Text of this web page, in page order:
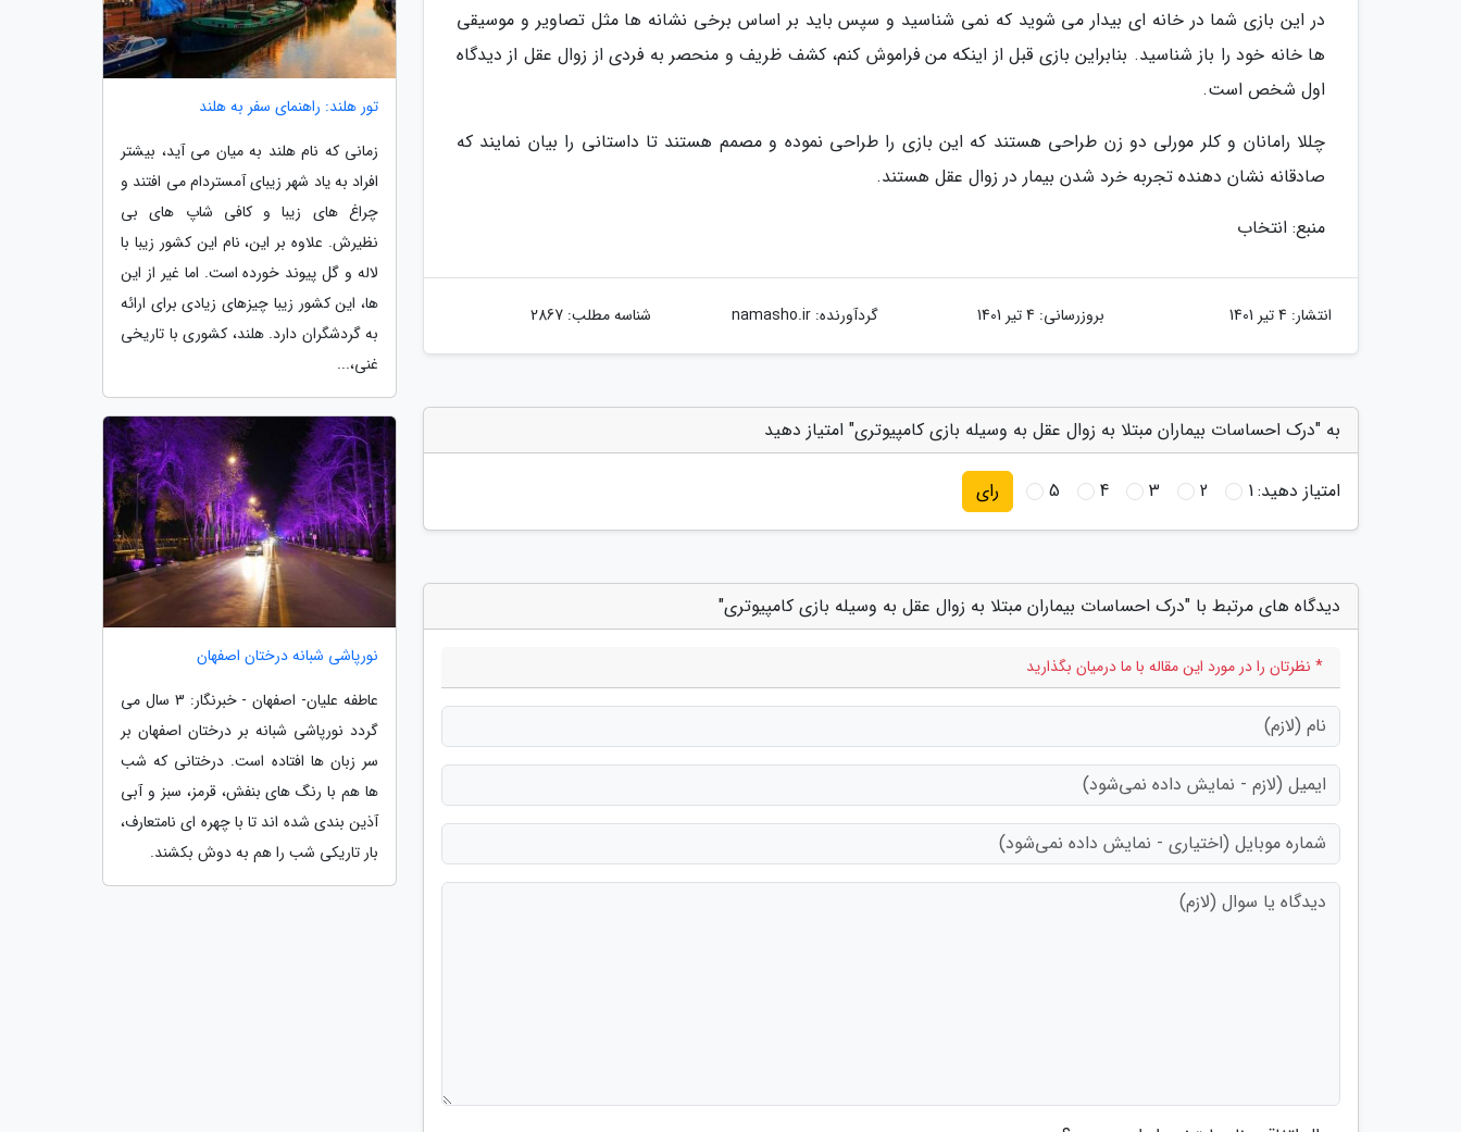
در این بازی شما در خانه ای بیدار می شوید که نمی شناسید و سپس باید بر اساس برخی نشانه ها مثل تصاویر و موسیقی
ها خانه خود را باز شناسید. بنابراین بازی قبل از اینکه من فراموش کنم، کشف ظریف و منحصر به فردی از زوال عقل از دیدگاه
اول شخص است.
چللا رامانان و کلر مورلی دو زن طراحی هستند که این بازی را طراحی نموده و مصمم هستند تا داستانی را بیان نمایند که
صادقانه نشان دهنده تجربه خرد شدن بیمار در زوال عقل هستند.
منبع: انتخاب
انتشار: 4 تیر 1401 بروزرسانی: 4 تیر 1401 گردآورنده:namasho.ir شناسه مطلب: 2867
به "درک احساسات بیماران مبتلا به زوال عقل به وسیله بازی کامپیوتری" امتیاز دهید
امتیاز دهید:1
2
3
4
5 رای
دیدگاه های مرتبط با "درک احساسات بیماران مبتلا به زوال عقل به وسیله بازی کامپیوتری"
* نظرتان را در مورد این مقاله با ما درمیان بگذارید
تور هلند: راهنمای سفر به هلند
زمانی که نام هلند به میان می آید، بیشتر
افراد به یاد شهر زیبای آمستردام می افتند و
چراغ های زیبا و کافی شاپ های بی
نظیرش. علاوه بر این، نام این کشور زیبا با
لاله و گل پیوند خورده است. اما غیر از این
ها، این کشور زیبا چیزهای زیادی برای ارائه
به گردشگران دارد. هلند، کشوری با تاریخی
غنی،...
نورپاشی شبانه درختان اصفهان
عاطفه علیان- اصفهان - خبرنگار: 3 سال می
گردد نورپاشی شبانه بر درختان اصفهان بر
سر زبان ها افتاده است. درختانی که شب
ها هم با رنگ های بنفش، قرمز، سبز و آبی
آذین بندی شده اند تا با چهره ای نامتعارف،
بار تاریکی شب را هم به دوش بکشند.